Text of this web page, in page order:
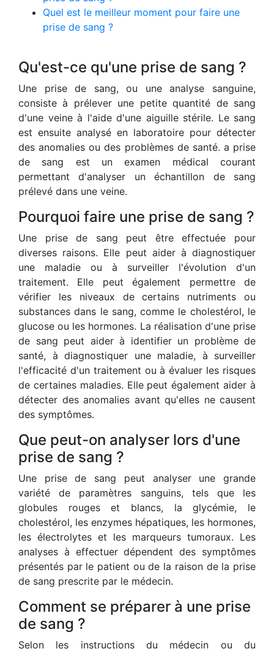
Quel est le meilleur moment pour faire une
prise de sang ?
Qu'est-ce qu'une prise de sang ?
Une prise de sang, ou une analyse sanguine,
consiste à prélever une petite quantité de sang
d'une veine à l'aide d'une aiguille stérile. Le sang
est ensuite analysé en laboratoire pour détecter
des anomalies ou des problèmes de santé. a prise
de sang est un examen médical courant
permettant d'analyser un échantillon de sang
prélevé dans une veine.
Pourquoi faire une prise de sang ?
Une prise de sang peut être effectuée pour
diverses raisons. Elle peut aider à diagnostiquer
une maladie ou à surveiller l'évolution d'un
traitement. Elle peut également permettre de
vérifier les niveaux de certains nutriments ou
substances dans le sang, comme le cholestérol, le
glucose ou les hormones. La réalisation d'une prise
de sang peut aider à identifier un problème de
santé, à diagnostiquer une maladie, à surveiller
l'efficacité d'un traitement ou à évaluer les risques
de certaines maladies. Elle peut également aider à
détecter des anomalies avant qu'elles ne causent
des symptômes.
Que peut-on analyser lors d'une
prise de sang ?
Une prise de sang peut analyser une grande
variété de paramètres sanguins, tels que les
globules rouges et blancs, la glycémie, le
cholestérol, les enzymes hépatiques, les hormones,
les électrolytes et les marqueurs tumoraux. Les
analyses à effectuer dépendent des symptômes
présentés par le patient ou de la raison de la prise
de sang prescrite par le médecin.
Comment se préparer à une prise
de sang ?
Selon les instructions du médecin ou du